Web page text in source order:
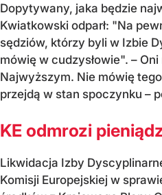
Dopytywany, jaka będzie
Kwiatkowski odparł: "Na
sędziów, którzy byli w Izbie
mówię w cudzysłowie". –
Najwyższym. Nie mówię
przejdą w stan spoczynku –
KE odmrozi
Likwidacja Izby
Komisji Europejskiej w